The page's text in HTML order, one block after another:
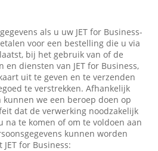
als u uw JET for Business-
voor een bestelling die u via
bij het gebruik van of de
diensten van JET for Business,
uit te geven en te verzenden
te verstrekken. Afhankelijk
we een beroep doen op
dat de verwerking noodzakelijk
na te komen of om te voldoen aan
kunnen worden
for Business: